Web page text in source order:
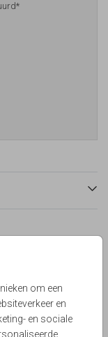
om een
en
en sociale
tweeling met
maken!